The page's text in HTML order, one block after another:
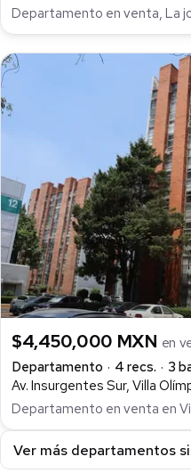
Departamento en venta, La
$4,450,000 MXN en
Departamento
4 recs. 3
Av. Insurgentes Sur, Villa
Departamento en venta en
Ver más departamentos